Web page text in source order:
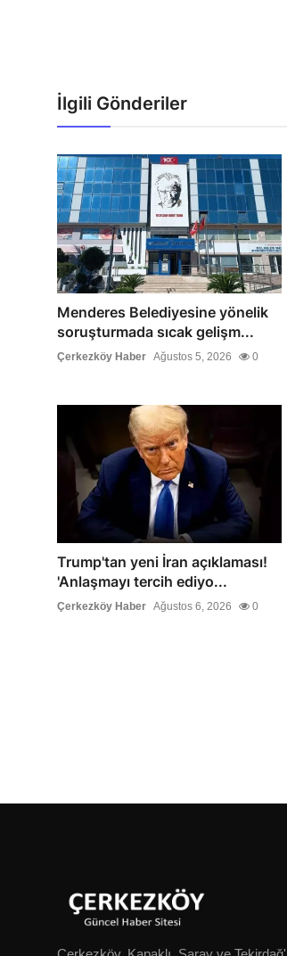
İlgili Gönderiler
Menderes Belediyesine yönelik
soruşturmada sıcak gelişm...
Çerkezköy Haber Ağustos 5, 2026 0
Trump'tan yeni İran açıklaması!
'Anlaşmayı tercih ediyo...
Çerkezköy Haber Ağustos 6, 2026 0